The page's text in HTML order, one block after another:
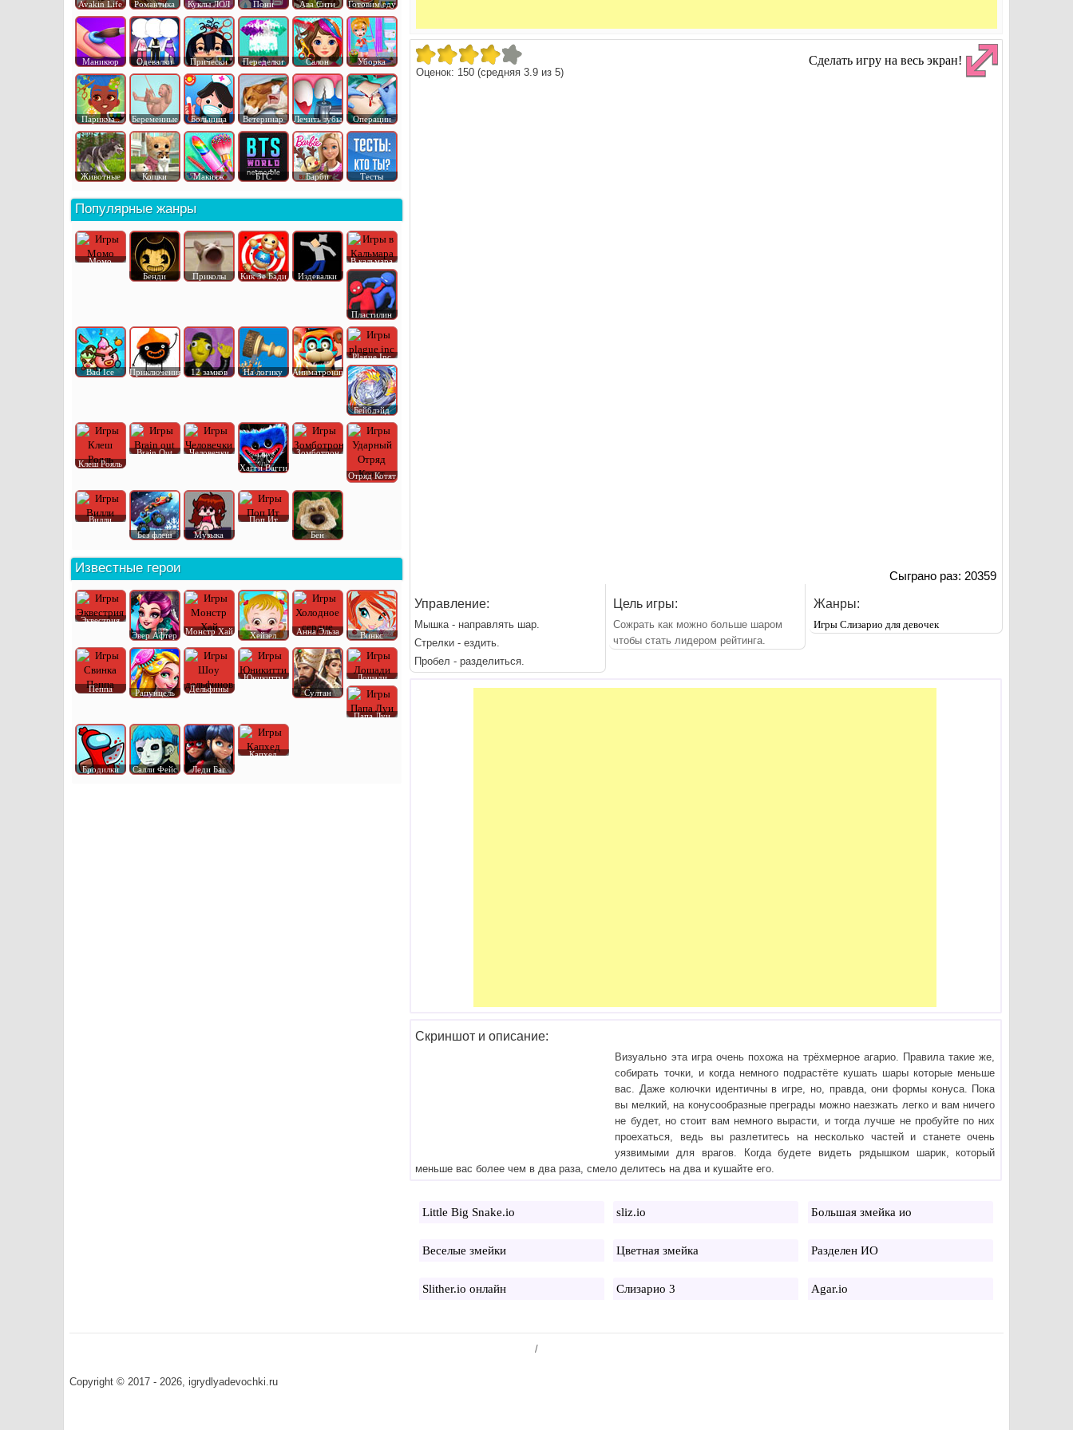
Оценок: 150 (средняя3.9 из5)
Сделать игру на весь экран!
Сыграно раз: 20359
Управление:
Мышка - направлять шар.
Стрелки - ездить.
Пробел - разделиться.
Цель игры:
Сожрать как можно больше шаром
чтобы стать лидером рейтинга.
Жанры:
Игры Слизарио для девочек
Скриншот и описание:
Визуально эта игра очень похожа на трёхмерное агарио. Правила такие же,
собирать точки, и когда немного подрастёте кушать шары которые меньше
вас. Даже колючки идентичны в игре, но, правда, они формы конуса. Пока
вы мелкий, на конусообразные преграды можно наезжать легко и вам ничего
не будет, но стоит вам немного вырасти, и тогда лучше не пробуйте по них
проехаться, ведь вы разлетитесь на несколько частей и станете очень
уязвимыми для врагов. Когда будете видеть рядышком шарик, который
меньше вас более чем в два раза, смело делитесь на два и кушайте его.
Little Big Snake.io sliz.io Большая змейка ио
Веселые змейки Цветная змейка Разделен ИО
Slither.io онлайн Слизарио 3 Agar.io
Avakin Life Романтика Куклы ЛОЛ Пони Ава Сити Готовим еду
Маникюр Одевалки Прически Переделки Салон Уборка
Парикма.. Беременные Больница Ветеринар Лечить зубы Операции
Животные Кошки Макияж БТС Барби Тесты
Популярные жанры
Момо
Бенди
Приколы Кик Зе Бади Издевалки
В кальмара
Пластилин
Bad Ice Приключения 12 замков На логику Аниматроник
Plague Inc
Бейблэйд
Клеш Рояль
Brain Out
Человечки
Хагги Вагги
Зомботрон
Отряд Котят
Вилли
Без флеш
Музыка
Поп Ит
Бен
Известные герои
Эквестрия
Эвер Афтер
Монстр Хай Хейзел Анна Эльза Винкс
Пеппа Рапунцель Дельфины
Юникитти
Султан
Лошади
Папа Луи
Бродилки Салли Фейс Леди Баг
Капхед
/
Copyright © 2017 - 2026, igrydlyadevochki.ru